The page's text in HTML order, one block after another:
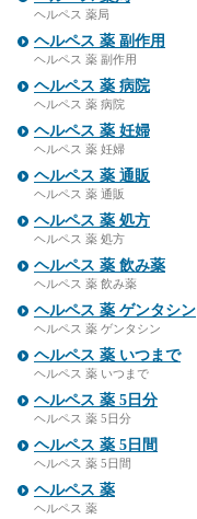
ヘルペス 薬局
ヘルペス 薬 副作用
ヘルペス 薬 副作用
ヘルペス 薬 病院
ヘルペス 薬 病院
ヘルペス 薬 妊婦
ヘルペス 薬 妊婦
ヘルペス 薬 通販
ヘルペス 薬 通販
ヘルペス 薬 処方
ヘルペス 薬 処方
ヘルペス 薬 飲み薬
ヘルペス 薬 飲み薬
ヘルペス 薬 ゲンタシン
ヘルペス 薬 ゲンタシン
ヘルペス 薬 いつまで
ヘルペス 薬 いつまで
ヘルペス 薬 5日分
ヘルペス 薬 5日分
ヘルペス 薬 5日間
ヘルペス 薬 5日間
ヘルペス 薬
ヘルペス 薬